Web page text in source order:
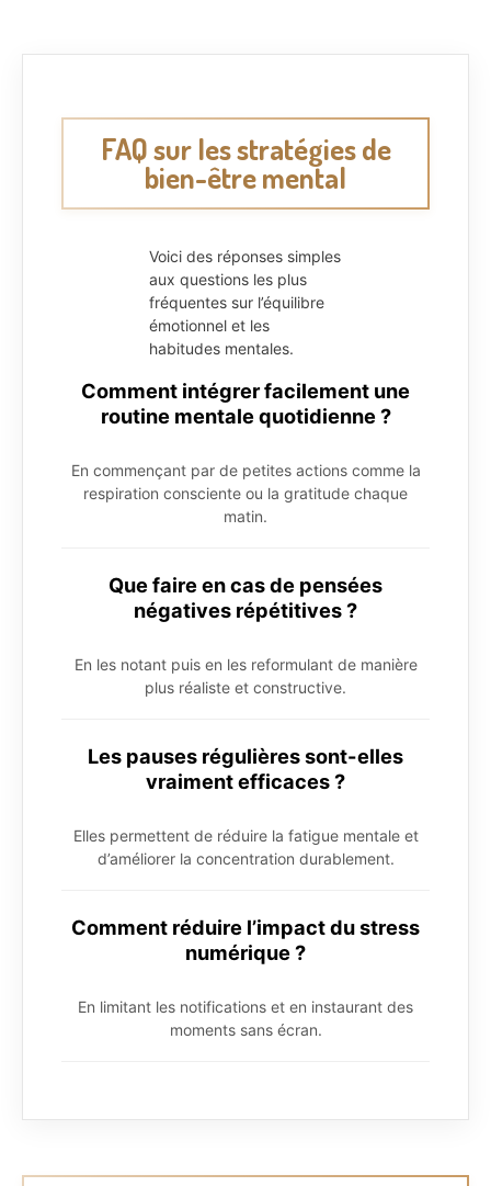
FAQ sur les stratégies de
bien-être mental
Voici des réponses simples
aux questions les plus
fréquentes sur l’équilibre
émotionnel et les
habitudes mentales.
Comment intégrer facilement une
routine mentale quotidienne ?
En commençant par de petites actions comme la
respiration consciente ou la gratitude chaque
matin.
Que faire en cas de pensées
négatives répétitives ?
En les notant puis en les reformulant de manière
plus réaliste et constructive.
Les pauses régulières sont-elles
vraiment efficaces ?
Elles permettent de réduire la fatigue mentale et
d’améliorer la concentration durablement.
Comment réduire l’impact du stress
numérique ?
En limitant les notifications et en instaurant des
moments sans écran.